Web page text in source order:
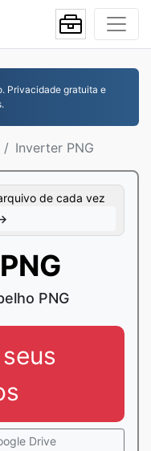
Privacidade gratuita e
Inverter PNG
de cada vez
PNG
Drive